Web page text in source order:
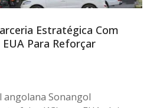
Estratégica Com
Para Reforçar
Sonangol